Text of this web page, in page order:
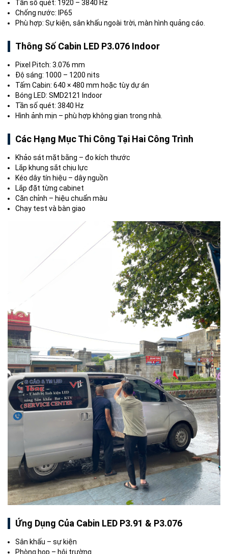
Tần số quét: 1920 – 3840 Hz
Chống nước: IP65
Phù hợp: Sự kiện, sân khấu ngoài trời, màn hình quảng cáo.
Thông Số Cabin LED P3.076 Indoor
Pixel Pitch: 3.076 mm
Độ sáng: 1000 – 1200 nits
Tấm Cabin: 640 × 480 mm hoặc tùy dự án
Bóng LED: SMD2121 Indoor
Tần số quét: 3840 Hz
Hình ảnh mịn – phù hợp không gian trong nhà.
Các Hạng Mục Thi Công Tại Hai Công Trình
Khảo sát mặt bằng – đo kích thước
Lắp khung sắt chịu lực
Kéo dây tín hiệu – dây nguồn
Lắp đặt từng cabinet
Căn chỉnh – hiệu chuẩn màu
Chạy test và bàn giao
Ứng Dụng Của Cabin LED P3.91 & P3.076
Sân khấu – sự kiện
Phòng họp – hội trường